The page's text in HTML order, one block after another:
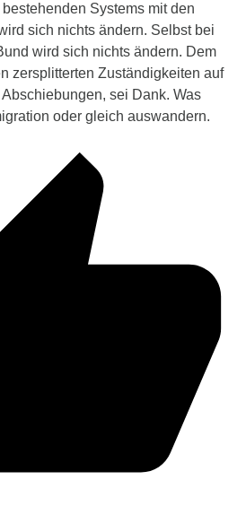
Systems mit den
sich nichts ändern. Selbst bei
wird sich nichts ändern. Dem
zersplitterten Zuständigkeiten auf
sei Dank. Was
oder gleich auswandern.